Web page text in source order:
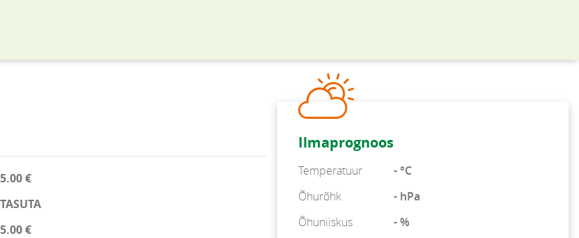
5.00 €
TASUTA
5.00 €
Ilmaprognoos
Temperatuur
- °C
Õhurõhk
- hPa
Õhuniiskus
- %